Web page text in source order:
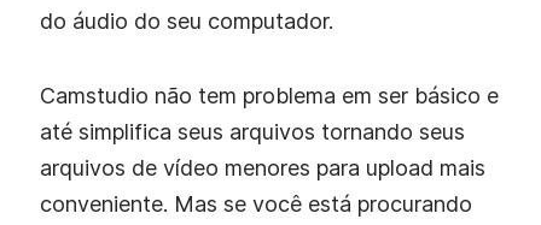
do áudio do seu computador.
Camstudio não tem problema em ser básico e
até simplifica seus arquivos tornando seus
arquivos de vídeo menores para upload mais
conveniente. Mas se você está procurando